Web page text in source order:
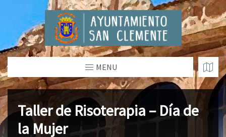
MENU
Taller de Risoterapia – Día de
la Mujer